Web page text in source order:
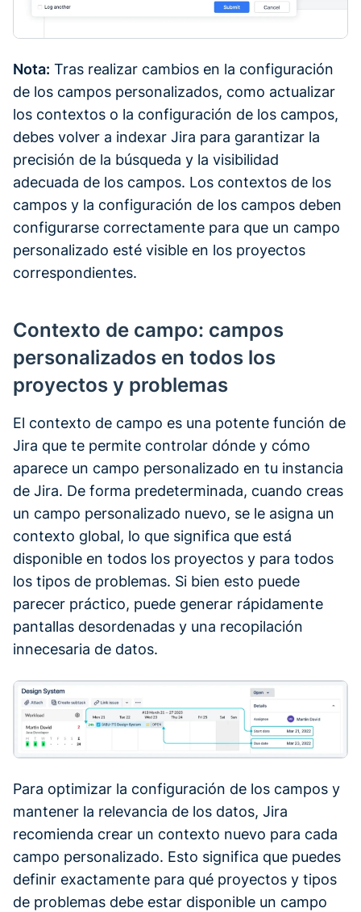
Nota: Tras realizar cambios en la configuración
de los campos personalizados, como actualizar
los contextos o la configuración de los campos,
debes volver a indexar Jira para garantizar la
precisión de la búsqueda y la visibilidad
adecuada de los campos. Los contextos de los
campos y la configuración de los campos deben
configurarse correctamente para que un campo
personalizado esté visible en los proyectos
correspondientes.
Contexto de campo: campos
personalizados en todos los
proyectos y problemas
El contexto de campo es una potente función de
Jira que te permite controlar dónde y cómo
aparece un campo personalizado en tu instancia
de Jira. De forma predeterminada, cuando creas
un campo personalizado nuevo, se le asigna un
contexto global, lo que significa que está
disponible en todos los proyectos y para todos
los tipos de problemas. Si bien esto puede
parecer práctico, puede generar rápidamente
pantallas desordenadas y una recopilación
innecesaria de datos.
Para optimizar la configuración de los campos y
mantener la relevancia de los datos, Jira
recomienda crear un contexto nuevo para cada
campo personalizado. Esto significa que puedes
definir exactamente para qué proyectos y tipos
de problemas debe estar disponible un campo